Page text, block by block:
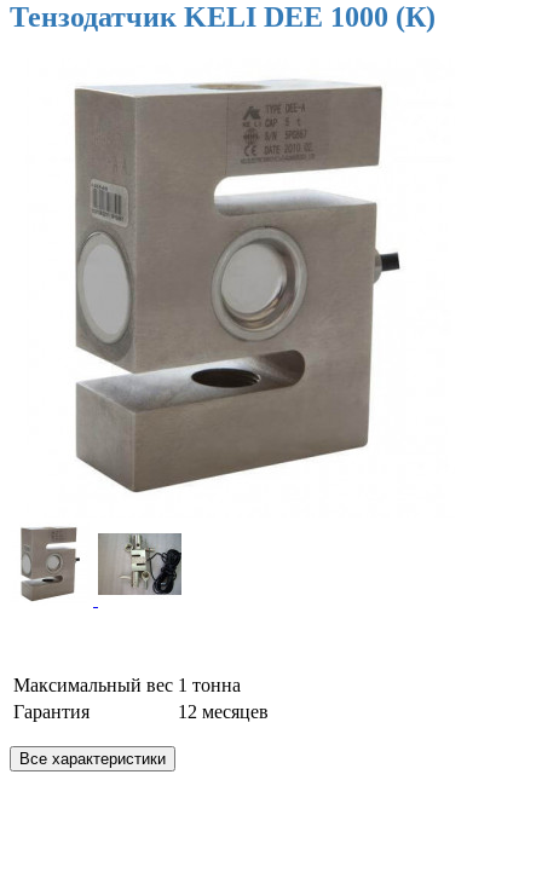
Тензодатчик KELI DEE 1000 (К)
Максимальный вес 1 тонна
Гарантия
12 месяцев
Все характеристики